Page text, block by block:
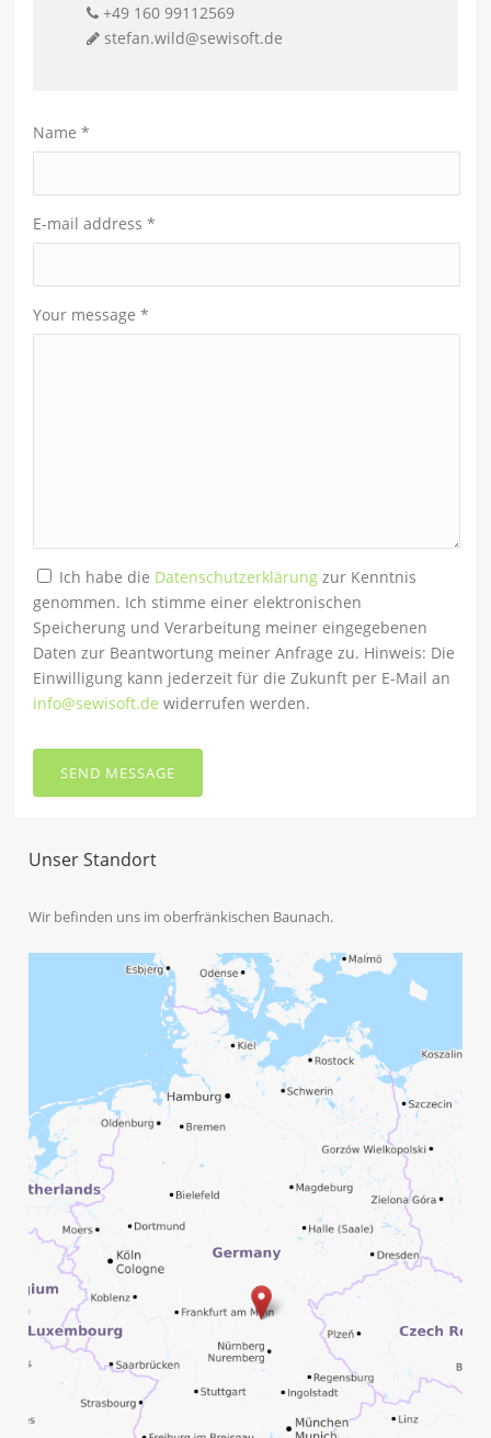
+49 160 99112569
stefan.wild@sewisoft.de
Name*
E-mail address*
Your message*
Ich habe die Datenschutzerklärung zur Kenntnis
genommen. Ich stimme einer elektronischen
Speicherung und Verarbeitung meiner eingegebenen
Daten zur Beantwortung meiner Anfrage zu. Hinweis: Die
Einwilligung kann jederzeit für die Zukunft per E-Mail an
info@sewisoft.de widerrufen werden.
SEND MESSAGE
Unser Standort
Wir befinden uns im oberfränkischen Baunach.